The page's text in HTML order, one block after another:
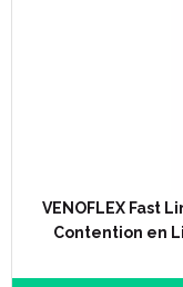
VENOFLEX Fast
Contention en